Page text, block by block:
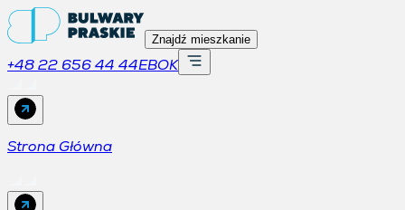
Znajdź mieszkanie
+48 22 656 44 44EBOK
Strona Główna